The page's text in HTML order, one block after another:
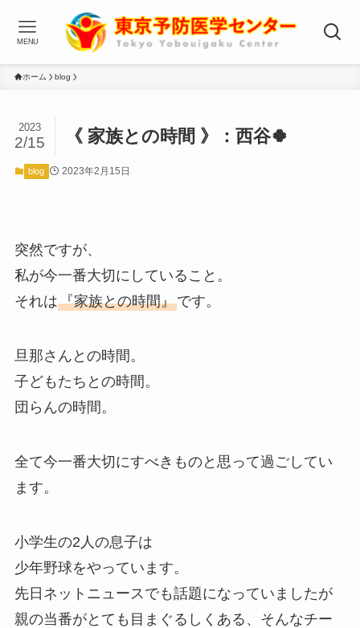
MENU
ホーム blog
《 家族との時間 》：西谷🍀
2023
2/15
blog 2023年2月15日
突然ですが、
私が今一番大切にしていること。
それは『家族との時間』です。
旦那さんとの時間。
子どもたちとの時間。
団らんの時間。
全て今一番大切にすべきものと思って過ごしてい
ます。
小学生の2人の息子は
少年野球をやっています。
先日ネットニュースでも話題になっていましたが
親の当番がとても目まぐるしくある、そんなチー